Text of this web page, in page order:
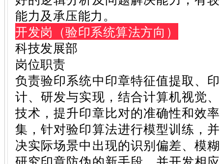
能力及承压能力。
开发岗（验印系统算法方向）
科技发展部
岗位职责
负责验印系统中印章特征值提取、
计、研发与实现，结合计算机视觉
技术，提升印章比对的准确性和效
集，针对验印算法进行模型训练，
决实际场景中出现的识别偏差、模